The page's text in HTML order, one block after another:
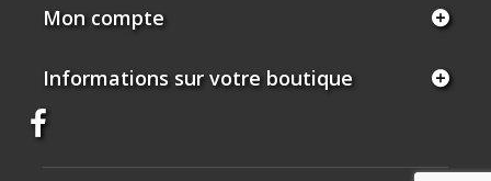
Mon compte
Informations sur votre boutique